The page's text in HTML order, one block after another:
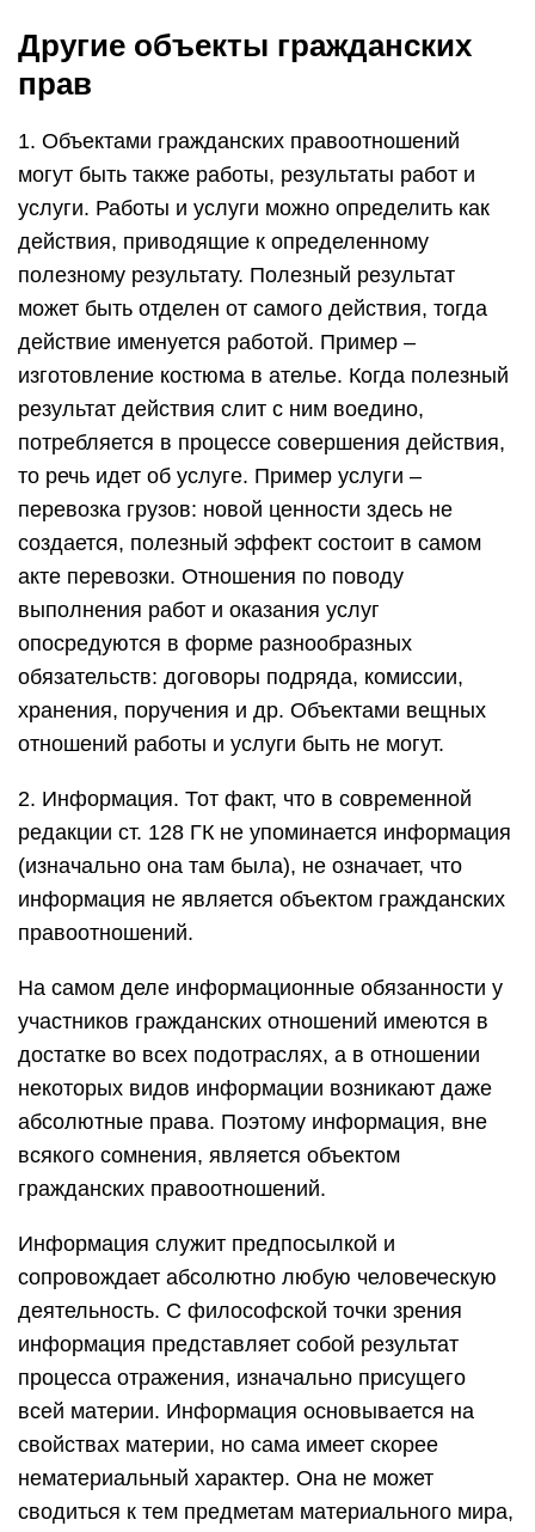
Другие объекты гражданских
прав
1. Объектами гражданских правоотношений
могут быть также работы, результаты работ и
услуги. Работы и услуги можно определить как
действия, приводящие к определенному
полезному результату. Полезный результат
может быть отделен от самого действия, тогда
действие именуется работой. Пример –
изготовление костюма в ателье. Когда полезный
результат действия слит с ним воедино,
потребляется в процессе совершения действия,
то речь идет об услуге. Пример услуги –
перевозка грузов: новой ценности здесь не
создается, полезный эффект состоит в самом
акте перевозки. Отношения по поводу
выполнения работ и оказания услуг
опосредуются в форме разнообразных
обязательств: договоры подряда, комиссии,
хранения, поручения и др. Объектами вещных
отношений работы и услуги быть не могут.
2. Информация. Тот факт, что в современной
редакции ст. 128 ГК не упоминается информация
(изначально она там была), не означает, что
информация не является объектом гражданских
правоотношений.
На самом деле информационные обязанности у
участников гражданских отношений имеются в
достатке во всех подотраслях, а в отношении
некоторых видов информации возникают даже
абсолютные права. Поэтому информация, вне
всякого сомнения, является объектом
гражданских правоотношений.
Информация служит предпосылкой и
сопровождает абсолютно любую человеческую
деятельность. С философской точки зрения
информация представляет собой результат
процесса отражения, изначально присущего
всей материи. Информация основывается на
свойствах материи, но сама имеет скорее
нематериальный характер. Она не может
сводиться к тем предметам материального мира,